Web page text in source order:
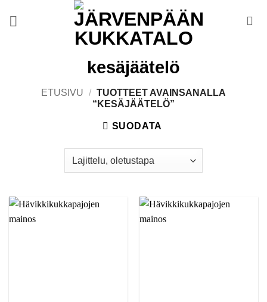
kesäjäätelö
ETUSIVU / TUOTTEET AVAINSANALLA
“KESÄJÄÄTELÖ”
SUODATA